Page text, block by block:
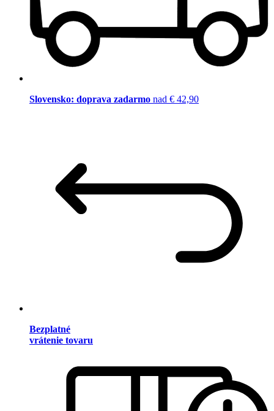
Slovensko: doprava zadarmo nad € 42,90
Bezplatné
vrátenie tovaru